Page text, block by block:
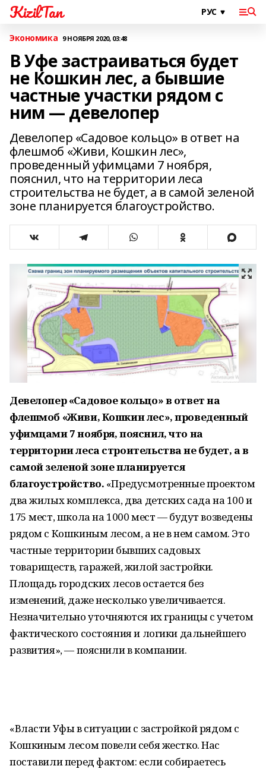
KizilTan
Экономика 9 НОЯБРЯ 2020, 03:48
В Уфе застраиваться будет
не Кошкин лес, а бывшие
частные участки рядом с
ним — девелопер
Девелопер «Садовое кольцо» в ответ на
флешмоб «Живи, Кошкин лес»,
проведенный уфимцами 7 ноября,
пояснил, что на территории леса
строительства не будет, а в самой зеленой
зоне планируется благоустройство.
Девелопер «Садовое кольцо» в ответ на
флешмоб «Живи, Кошкин лес», проведенный
уфимцами 7 ноября, пояснил, что на
территории леса строительства не будет, а в
самой зеленой зоне планируется
благоустройство. «Предусмотренные проектом
два жилых комплекса, два детских сада на 100 и
175 мест, школа на 1000 мест — будут возведены
рядом с Кошкиным лесом, а не в нем самом. Это
частные территории бывших садовых
товариществ, гаражей, жилой застройки.
Площадь городских лесов остается без
изменений, даже несколько увеличивается.
Незначительно уточняются их границы с учетом
фактического состояния и логики дальнейшего
развития», — пояснили в компании.
«Власти Уфы в ситуации с застройкой рядом с
Кошкиным лесом повели себя жестко. Нас
поставили перед фактом: если собираетесь